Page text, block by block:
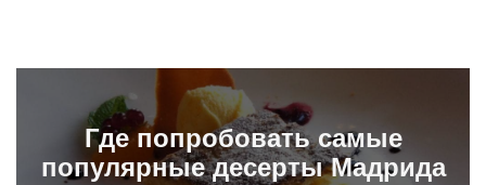
Где попробовать самые
популярные десерты Мадрида